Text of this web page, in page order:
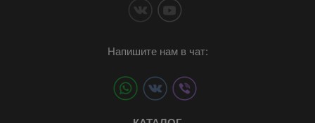
Напишите нам в чат: